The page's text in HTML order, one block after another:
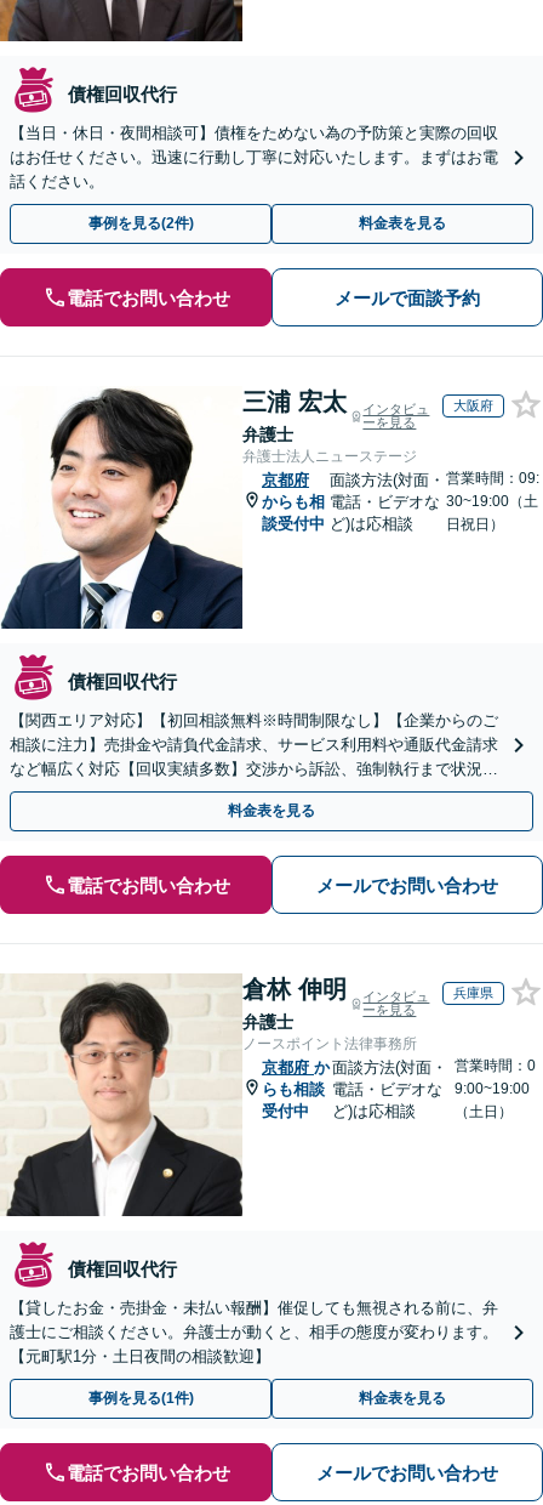
債権回収代行
【当日・休日・夜間相談可】債権をためない為の予防策と実際の回収
はお任せください。迅速に行動し丁寧に対応いたします。まずはお電
話ください。
事例を見る(2件) 料金表を見る
電話でお問い合わせ メールで面談予約
三浦 宏太
弁護士
インタビュ
ーを見る
大阪府
弁護士法人ニューステージ
京都府
からも相
談受付中
面談方法(対面・
電話・ビデオな
ど)は応相談
営業時間：09:
30~19:00（土
日祝日）
債権回収代行
【関西エリア対応】【初回相談無料※時間制限なし】【企業からのご
相談に注力】売掛金や請負代金請求、サービス利用料や通販代金請求
など幅広く対応【回収実績多数】交渉から訴訟、強制執行まで状況に
応じて的確に対応します
料金表を見る
電話でお問い合わせ メールでお問い合わせ
倉林 伸明
弁護士
インタビュ
ーを見る
兵庫県
ノースポイント法律事務所
京都府 か
らも相談
受付中
面談方法(対面・
電話・ビデオな
ど)は応相談
営業時間：0
9:00~19:00
（土日）
債権回収代行
【貸したお金・売掛金・未払い報酬】催促しても無視される前に、弁
護士にご相談ください。弁護士が動くと、相手の態度が変わります。
【元町駅1分・土日夜間の相談歓迎】
事例を見る(1件) 料金表を見る
電話でお問い合わせ メールでお問い合わせ